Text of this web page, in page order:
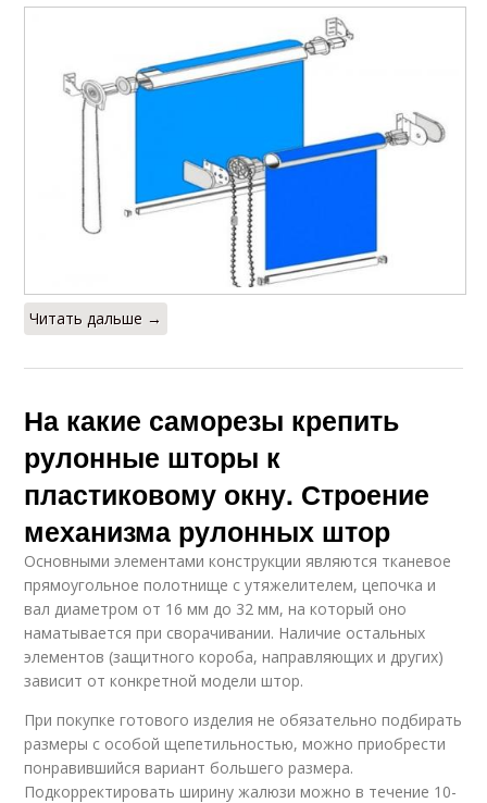
Читать дальше →
На какие саморезы крепить
рулонные шторы к
пластиковому окну. Строение
механизма рулонных штор
Основными элементами конструкции являются тканевое
прямоугольное полотнище с утяжелителем, цепочка и
вал диаметром от 16 мм до 32 мм, на который оно
наматывается при сворачивании. Наличие остальных
элементов (защитного короба, направляющих и других)
зависит от конкретной модели штор.
При покупке готового изделия не обязательно подбирать
размеры с особой щепетильностью, можно приобрести
понравившийся вариант большего размера.
Подкорректировать ширину жалюзи можно в течение 10-